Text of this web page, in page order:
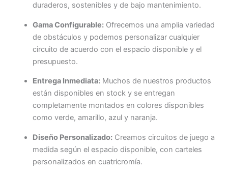
duraderos, sostenibles y de bajo mantenimiento.
Gama Configurable:Ofrecemos una amplia variedad
de obstáculos y podemos personalizar cualquier
circuito de acuerdo con el espacio disponible y el
presupuesto.
Entrega Inmediata:Muchos de nuestros productos
están disponibles en stock y se entregan
completamente montados en colores disponibles
como verde, amarillo, azul y naranja.
Diseño Personalizado:Creamos circuitos de juego a
medida según el espacio disponible, con carteles
personalizados en cuatricromía.